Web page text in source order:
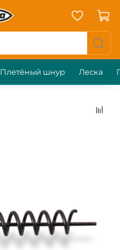
Плетёный шнур Леска